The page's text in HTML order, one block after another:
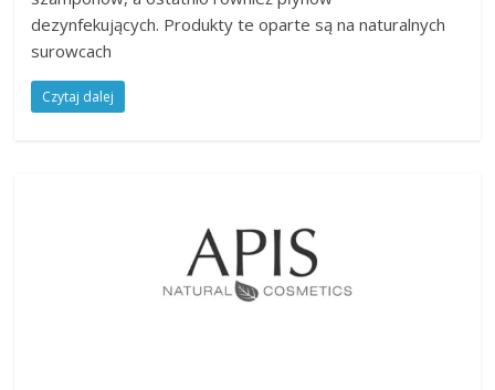
dezynfekujących. Produkty te oparte są na naturalnych
surowcach
Czytaj dalej